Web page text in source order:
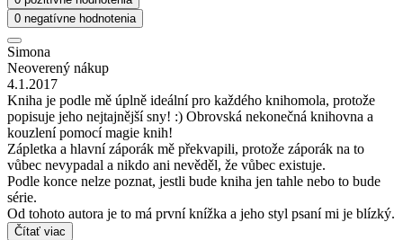
0 negatívne hodnotenia
Simona
Neoverený nákup
4.1.2017
Kniha je podle mě úplně ideální pro každého knihomola, protože
popisuje jeho nejtajnější sny! :) Obrovská nekonečná knihovna a
kouzlení pomocí magie knih!
Zápletka a hlavní záporák mě překvapili, protože záporák na to
vůbec nevypadal a nikdo ani nevěděl, že vůbec existuje.
Podle konce nelze poznat, jestli bude kniha jen tahle nebo to bude
série.
Od tohoto autora je to má první knížka a jeho styl psaní mi je blízký.
Čítať viac